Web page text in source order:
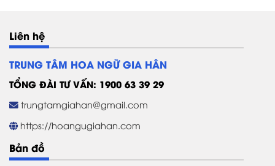
Liên hệ
TRUNG TÂM HOA NGỮ GIA HÂN
TỔNG ĐÀI TƯ VẤN: 1900 63 39 29
trungtamgiahan@gmail.com
https://hoangugiahan.com
Bản đồ